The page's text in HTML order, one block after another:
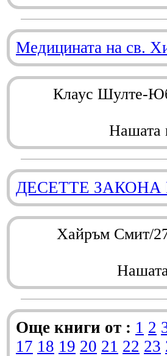
Медицината на св.
Клаус Шулте-
Нашата
ДЕСЕТТЕ
Хайръм Смит/
Още книги от : 1 2
17 18 19 20 21 22 23